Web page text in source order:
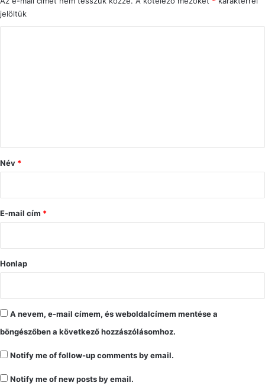
jelöltük
ó
s
Név *
E-mail cím *
Honlap
A nevem, e-mail címem, és weboldalcímem mentése a
böngészőben a következő hozzászólásomhoz.
Notify me of follow-up comments by email.
Notify me of new posts by email.